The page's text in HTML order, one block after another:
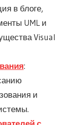
в блоге,
UML и
Visual
:
и